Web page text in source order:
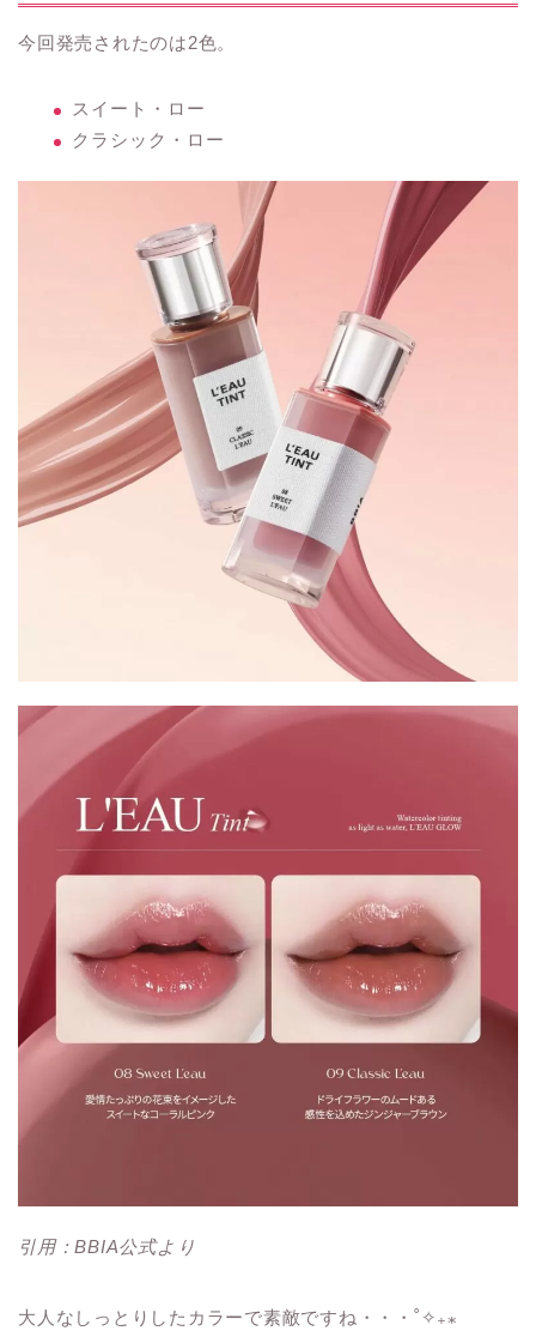
今回発売されたのは2色。
スイート・ロー
クラシック・ロー
引用：BBIA公式より
大人なしっとりしたカラーで素敵ですね・・・˚✧₊⁎